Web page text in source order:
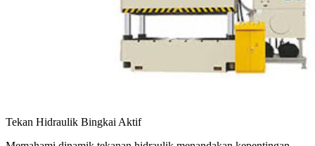
Tekan Hidraulik Bingkai Aktif